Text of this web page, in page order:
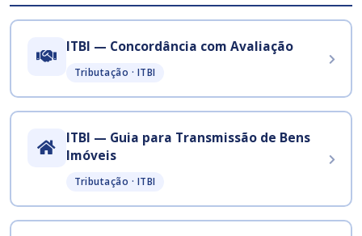
ITBI — Concordância com Avaliação
Tributação · ITBI
ITBI — Guia para Transmissão de Bens
Imóveis
Tributação · ITBI